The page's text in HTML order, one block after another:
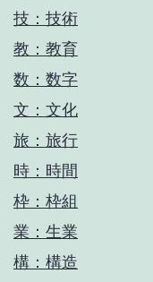
技：技術
教：教育
数：数字
文：文化
旅：旅行
時：時間
枠：枠組
業：生業
構：構造